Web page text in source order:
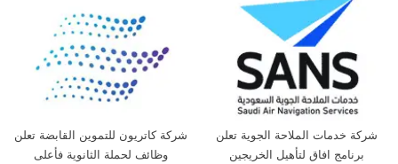
شركة خدمات الملاحة الجوية تعلن
برنامج افاق لتأهيل الخريجين
شركة كاتريون للتموين القابضة تعلن
وظائف لحملة الثانوية فأعلى